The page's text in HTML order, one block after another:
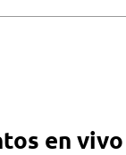
en vivo